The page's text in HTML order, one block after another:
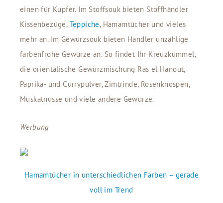
einen für Kupfer. Im Stoffsouk bieten Stoffhändler
Kissenbezüge, Teppiche, Hamamtücher und vieles
mehr an. Im Gewürzsouk bieten Händler unzählige
farbenfrohe Gewürze an. So findet Ihr Kreuzkümmel,
die orientalische Gewürzmischung Ras el Hanout,
Paprika- und Currypulver, Zimtrinde, Rosenknospen,
Muskatnüsse und viele andere Gewürze.
Werbung
Hamamtücher in unterschiedlichen Farben – gerade
voll im Trend